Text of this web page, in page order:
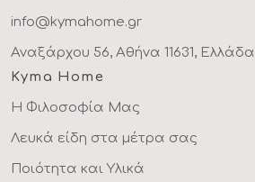
info@kymahome.gr
Αναξάρχου 56, Αθήνα 11631, Ελλάδα
Kyma Home
Η Φιλοσοφία Μας
Λευκά είδη στα μέτρα σας
Ποιότητα και Υλικά